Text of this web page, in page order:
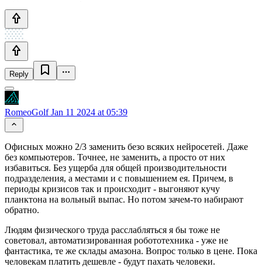
Reply
RomeoGolfJan 11 2024 at 05:39
Офисных можно 2/3 заменить безо всяких нейросетей. Даже
без компьютеров. Точнее, не заменить, а просто от них
избавиться. Без ущерба для общей производительности
подразделения, а местами и с повышением ея. Причем, в
периоды кризисов так и происходит - выгоняют кучу
планктона на вольный выпас. Но потом зачем-то набирают
обратно.
Людям физического труда расслабляться я бы тоже не
советовал, автоматизированная робототехника - уже не
фантастика, те же склады амазона. Вопрос только в цене. Пока
человекам платить дешевле - будут пахать человеки.